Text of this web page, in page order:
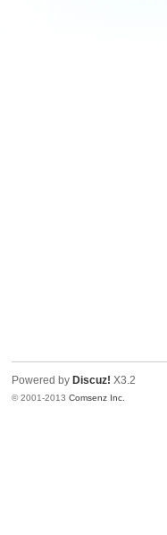
Powered by Discuz! X3.2
© 2001-2013Comsenz Inc.